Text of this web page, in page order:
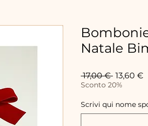
Natale
17,00 € Precio
13,60 €
Sconto 20%
Scrivi qui nome